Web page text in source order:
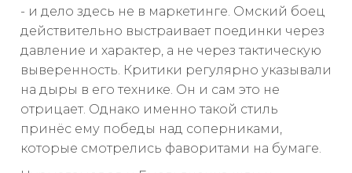
- и дело здесь не в маркетинге. Омский боец
действительно выстраивает поединки через
давление и характер, а не через тактическую
выверенность. Критики регулярно указывали
на дыры в его технике. Он и сам это не
отрицает. Однако именно такой стиль
принёс ему победы над соперниками,
которые смотрелись фаворитами на бумаге.